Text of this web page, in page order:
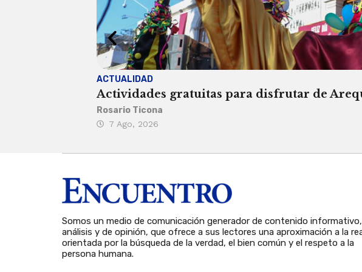
ACTUALIDAD
Actividades gratuitas para disfrutar de
Rosario Ticona
7 Ago, 2026
Somos un medio de comunicación generador de contenido
análisis y de opinión, que ofrece a sus lectores una aproximación a la
orientada por la búsqueda de la verdad, el bien común y el respeto a la
persona humana.